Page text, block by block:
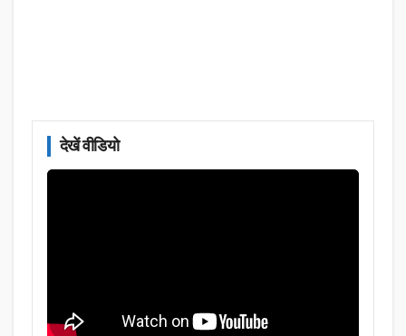
देखें वीडियो